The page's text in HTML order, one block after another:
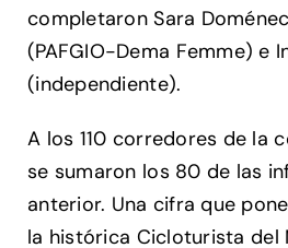
completaron Sara
(PAFGIO-Dema Femme) e
(independiente).
A los 110 corredores de la
se sumaron los 80 de las
anterior. Una cifra que
la histórica Cicloturista del